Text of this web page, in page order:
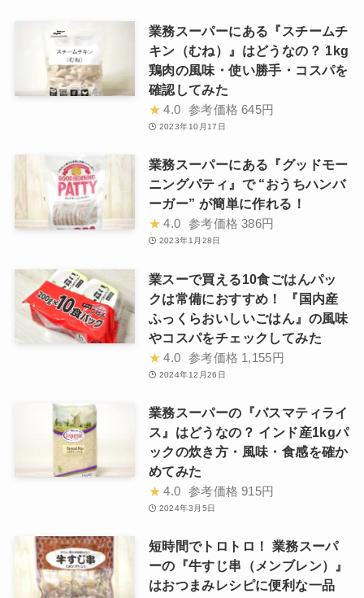
業務スーパーにある『スチームチ
キン（むね）』はどうなの？ 1kg
鶏肉の風味・使い勝手・コスパを
確認してみた
★ 4.0 参考価格 645円
2023年10月17日
業務スーパーにある『グッドモー
ニングパティ』で “おうちハンバ
ーガー” が簡単に作れる！
★ 4.0 参考価格 386円
2023年1月28日
業スーで買える10食ごはんパッ
クは常備におすすめ！ 『国内産
ふっくらおいしいごはん』の風味
やコスパをチェックしてみた
★ 4.0 参考価格 1,155円
2024年12月26日
業務スーパーの『バスマティライ
ス』はどうなの？ インド産1kgパ
ックの炊き方・風味・食感を確か
めてみた
★ 4.0 参考価格 915円
2024年3月5日
短時間でトロトロ！ 業務スーパ
ーの『牛すじ串（メンブレン）』
はおつまみレシピに便利な一品